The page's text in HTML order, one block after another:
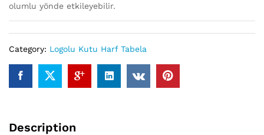
olumlu yönde etkileyebilir.
Category: Logolu Kutu Harf Tabela
Description